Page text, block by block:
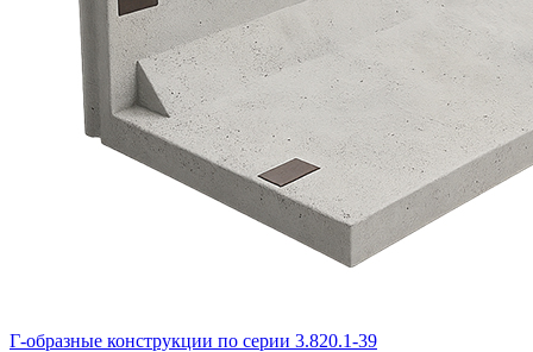
Г-образные конструкции по серии 3.820.1-39